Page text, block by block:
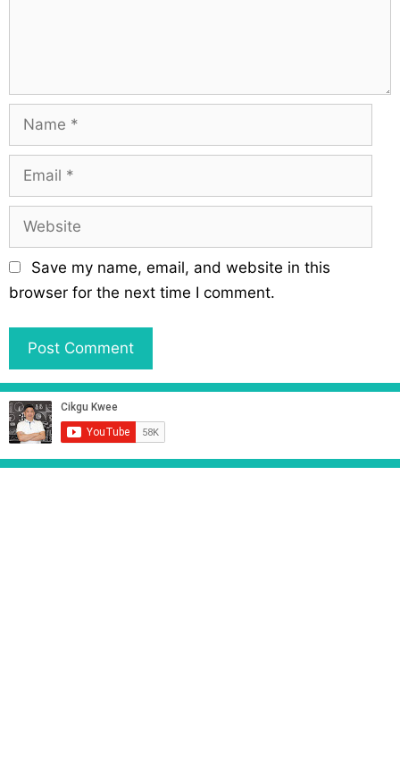
m
a
b
s
t
Save my name, email, and website in this
browser for the next time I comment.